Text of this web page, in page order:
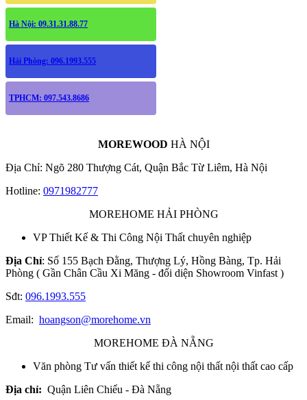
Hà Nội: 09.31.31.88.77
Hải Phòng: 096.1993.555
TPHCM: 097.543.8686
MOREWOOD HÀ NỘI
Địa Chỉ: Ngõ 280 Thượng Cát, Quận Bắc Từ Liêm, Hà Nội
Hotline: 0971982777
MOREHOME HẢI PHÒNG
VP Thiết Kế & Thi Công Nội Thất chuyên nghiệp
Địa Chỉ: Số 155 Bạch Đằng, Thượng Lý, Hồng Bàng, Tp. Hải
Phòng ( Gần Chân Cầu Xi Măng - đối diện Showroom Vinfast )
Sđt: 096.1993.555
Email: hoangson@morehome.vn
MOREHOME ĐÀ NẴNG
Văn phòng Tư vấn thiết kế thi công nội thất nội thất cao cấp
Địa chỉ: Quận Liên Chiểu - Đà Nẵng